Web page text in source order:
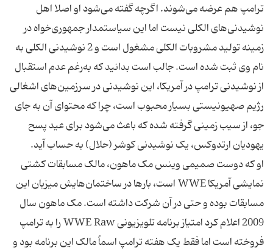
ترامپ هم عرضه می‌شوند. اگرچه گفته می‌شود او اصلا اهل
نوشیدنی‌های الکلی نیست اما این سیاستمدار جمهوری‌خواه در
زمینه تولید مشروبات الکلی مشغول است و 2 نوشیدنی الکلی به
نام وی ثبت شده است. جالب است بدانید که به‌رغم عدم استقبال
از نوشیدنی ترامپ در آمریکا، این نوشیدنی در سرزمین‌های اشغالی
رژیم صهیونیستی بسیار محبوب است، چرا که محتوای آن به جای
جو، از سیب زمینی گرفته شده که باعث می‌شود برای عید پسح
او که دوست صمیمی وینس مک ماهون، مالک مسابقات کشتی
نمایشی آمریکا WWE است، بارها در ساختمان‌هایش میزبان این
مسابقات بوده و حتی در آن شرکت داشته است. مک ماهون سال
2009 اعلام کرد امتیاز برنامه تلویزیونی WWE Raw را به ترامپ
فروخته است اما فقط یک هفته ترامپ اسماً مالک این برنامه بود و